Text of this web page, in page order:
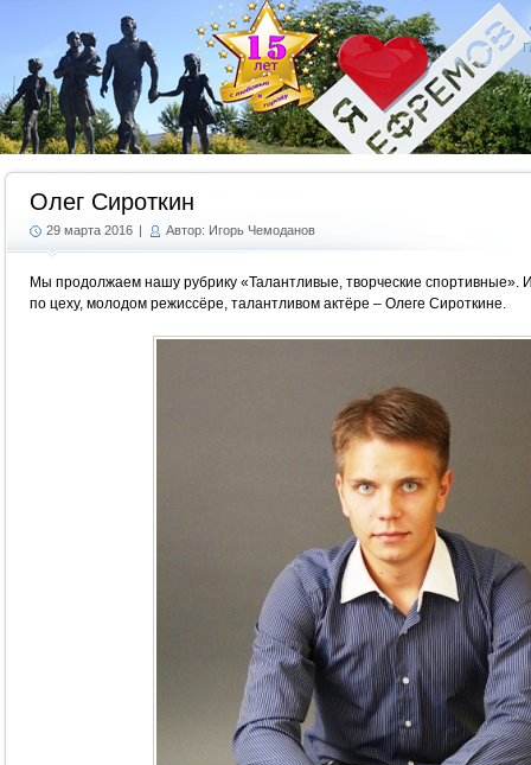
Олег Сироткин
29 марта 2016 | Автор: Игорь Чемоданов
Мы продолжаем нашу рубрику «Талантливые, творческие спортивные».
по цеху, молодом режиссёре, талантливом актёре – Олеге Сироткине.